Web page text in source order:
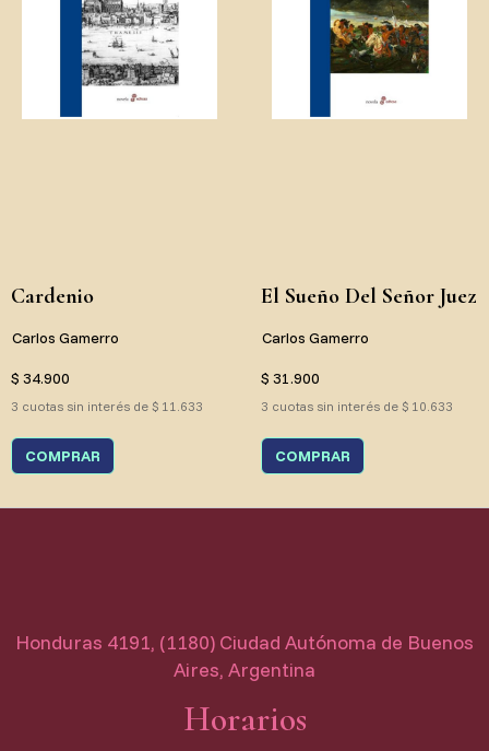
Cardenio
Carlos Gamerro
$ 34.900
3 cuotas sin interés de $ 11.633
COMPRAR
El Sueño Del Señor Juez
Carlos Gamerro
$ 31.900
3 cuotas sin interés de $ 10.633
COMPRAR
Honduras 4191, (1180) Ciudad Autónoma de Buenos
Aires, Argentina
Horarios